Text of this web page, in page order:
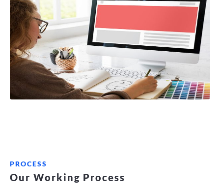
PROCESS
Our Working Process